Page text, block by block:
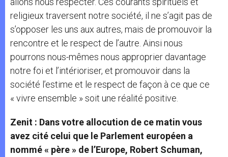
religieux traversent notre société, il ne s’agit pas de
s’opposer les uns aux autres, mais de promouvoir la
rencontre et le respect de l’autre. Ainsi nous
pourrons nous-mêmes nous approprier davantage
notre foi et l’intérioriser, et promouvoir dans la
société l’estime et le respect de façon à ce que ce
« vivre ensemble » soit une réalité positive.
Zenit : Dans votre allocution de ce matin vous
avez cité celui que le Parlement européen a
nommé « père » de l’Europe, Robert Schuman,